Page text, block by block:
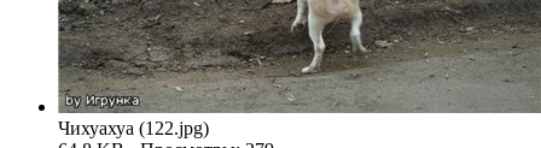
Чихуахуа (122.jpg)